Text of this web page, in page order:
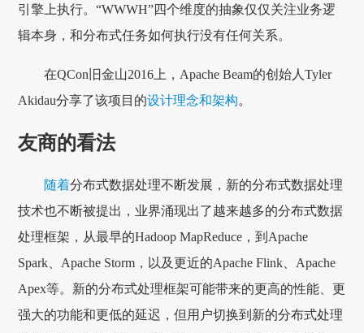
引擎上执行。“WWWH”四个维度的抽象仅仅关注业务逻
辑本身，和分布式任务如何执行没有任何关系。
在QCon旧金山2016上，Apache Beam的创始人Tyler
Akidau分享了该项目的设计理念和架构。
友商的看法
随着分布式数据处理不断发展，新的分布式数据处理
技术也不断被提出，业界涌现出了越来越多的分布式数据
处理框架，从最早的Hadoop MapReduce，到Apache
Spark、Apache Storm，以及更近的Apache Flink、Apache
Apex等。新的分布式处理框架可能带来的更高的性能、更
强大的功能和更低的延迟，但用户切换到新的分布式处理